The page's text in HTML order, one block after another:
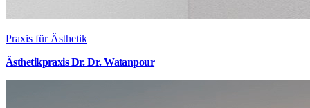
Praxis für Ästhetik
Ästhetikpraxis Dr. Dr. Watanpour